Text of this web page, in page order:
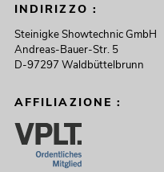
INDIRIZZO :
Steinigke Showtechnic GmbH
Andreas-Bauer-Str. 5
D-97297 Waldbüttelbrunn
AFFILIAZIONE :